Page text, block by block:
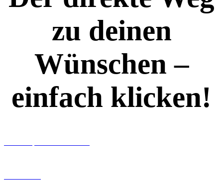
zu deinen
Wünschen –
einfach klicken!